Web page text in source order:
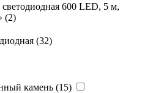
светодиодная 600 LED, 5 м,
(2)
(32)
камень (15)